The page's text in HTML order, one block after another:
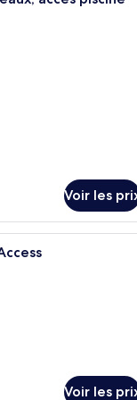
Voir les
forts dans les
Voir les